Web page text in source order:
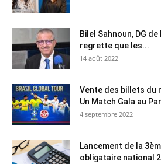
Bilel Sahnoun, DG
regrette que les...
14 août 2022
Vente des billets du
Un Match Gala au
4 septembre 2022
Lancement de la
obligataire national